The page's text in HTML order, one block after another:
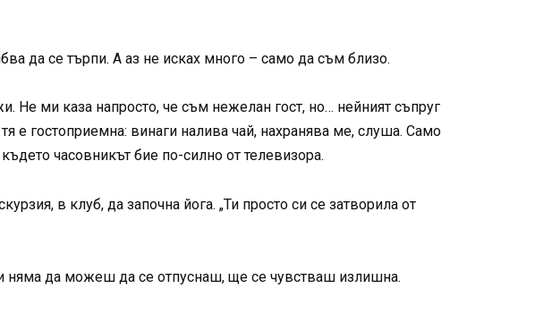
да се търпи. А аз не исках много – само да съм близо.
Не ми каза напросто, че съм нежелан гост, но… нейният съпруг
е гостоприемна: винаги налива чай, нахранява ме, слуша. Само
часовникът бие по-силно от телевизора.
в клуб, да започна йога. „Ти просто си се затворила от
няма да можеш да се отпуснаш, ще се чувстваш излишна.